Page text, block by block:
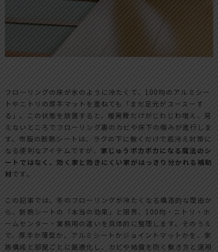
フローリングの床が氷のように冷たくて、100均のアルミシー
トやニトリの厚手マットを重ねても「まだ足元がスースーす
る」。この状態を放置すると、暖房費だけがじわじわ増え、見
えないところでフローリング裏のカビや床下の傷みが進行しま
す。市販の断熱シートは、ラグの下に敷くだけで底冷え対策に
なる便利なアイテムですが、 家じゅうポカポカになる魔法のシ
ートではなく、効く家と効きにくい家がはっきり分かれる補助
材です。
この記事では、冬のフローリングが冷たくなる構造的な理由か
ら、断熱シートの「本当の効果」と限界、100均・ニトリ・ホ
ームセンター・業務用の違いを具体的に整理します。そのうえ
で、厚手か薄型か、アルミシートかジョイントマットかを、家
族構成と部屋ごとに最適化し、カビや結露を防ぐ敷き方と運用